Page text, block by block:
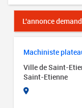
L'annonce
Machiniste
Ville de Saint-
Saint-Etienne